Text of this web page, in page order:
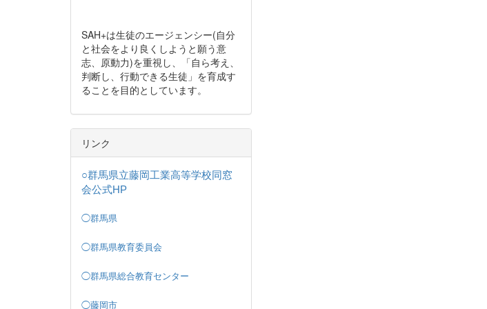
SAH+は生徒のエージェンシー(自分
と社会をより良くしようと願う意
志、原動力)を重視し、「自ら考え、
判断し、行動できる生徒」を育成す
ることを目的としています。
リンク
○群馬県立藤岡工業高等学校同窓
会公式HP
◯群馬県
◯群馬県教育委員会
◯群馬県総合教育センター
◯藤岡市